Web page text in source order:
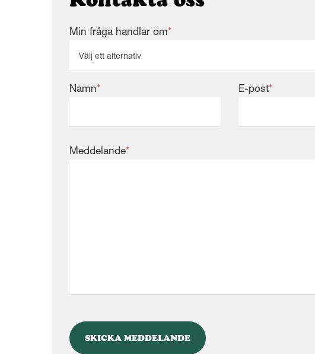
Min fråga handlar om*
Välj ett alternativ
Namn* E-post*
Meddelande*